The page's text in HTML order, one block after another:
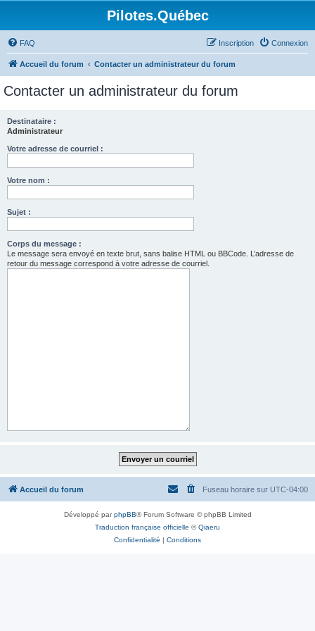
Pilotes.Québec
FAQ Connexion
Inscription
Accueil du forum Contacter un administrateur du forum
Contacter un administrateur du forum
Destinataire :
Administrateur
Votre adresse de courriel :
Votre nom :
Sujet :
Corps du message :
Le message sera envoyé en texte brut, sans balise HTML ou BBCode. L’adresse de
retour du message correspond à votre adresse de courriel.
Accueil du forum Fuseau horaire sur UTC-04:00
Développé parphpBB® Forum Software © phpBB Limited
Traduction française officielle ©Qiaeru
Confidentialité | Conditions